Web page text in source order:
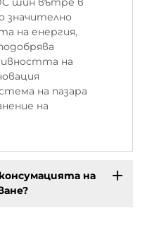
значително
на енергия,
на
на пазара
на
на